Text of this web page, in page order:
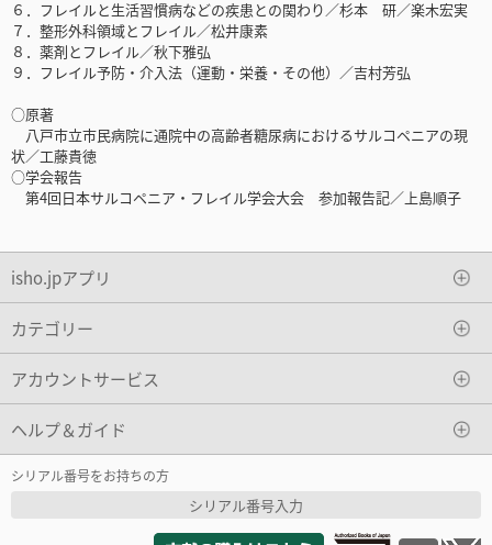
６．フレイルと生活習慣病などの疾患との関わり／杉本 研／楽木宏実
７．整形外科領域とフレイル／松井康素
８．薬剤とフレイル／秋下雅弘
９．フレイル予防・介入法（運動・栄養・その他）／吉村芳弘
○原著
八戸市立市民病院に通院中の高齢者糖尿病におけるサルコペニアの現
状／工藤貴徳
○学会報告
第4回日本サルコペニア・フレイル学会大会 参加報告記／上島順子
isho.jpアプリ
カテゴリー
アカウントサービス
ヘルプ＆ガイド
シリアル番号をお持ちの方
シリアル番号入力